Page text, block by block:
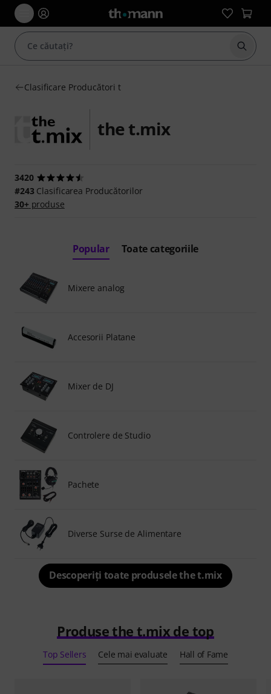
Clasificare Producători t
the t.mix
3420
#243Clasificarea Producătorilor
30+produse
Popular Toate categoriile
Mixere analog
Accesorii Platane
Mixer de DJ
Controlere de Studio
Pachete
Diverse Surse de Alimentare
Descoperiți toate produsele the t.mix
Produse the t.mix de top
Top Sellers Cele mai evaluate Hall of Fame